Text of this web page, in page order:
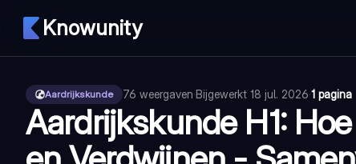
Knowunity
Aardrijkskunde 76 weergaven·Bijgewerkt 18 jul. 2026·1 pagina
Aardrijkskunde H1: